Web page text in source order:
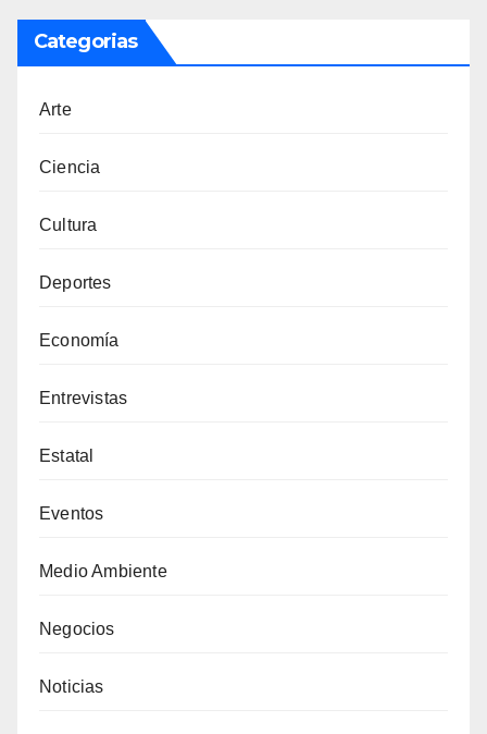
Categorias
Arte
Ciencia
Cultura
Deportes
Economía
Entrevistas
Estatal
Eventos
Medio Ambiente
Negocios
Noticias